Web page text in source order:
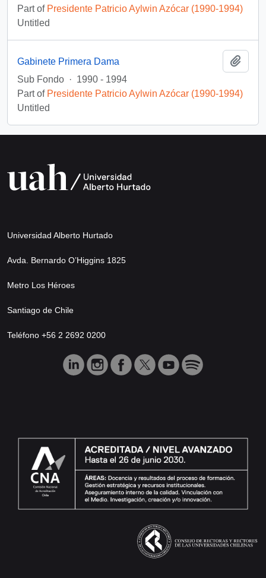
Part of Presidente Patricio Aylwin Azócar (1990-1994)
Untitled
Gabinete Primera Dama
Sub Fondo · 1990 - 1994
Part of Presidente Patricio Aylwin Azócar (1990-1994)
Untitled
Universidad Alberto Hurtado
Avda. Bernardo O’Higgins 1825
Metro Los Héroes
Santiago de Chile
Teléfono +56 2 2692 0200